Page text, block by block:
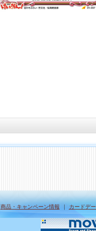
商品・キャンペーン情報 ｜ カードデ